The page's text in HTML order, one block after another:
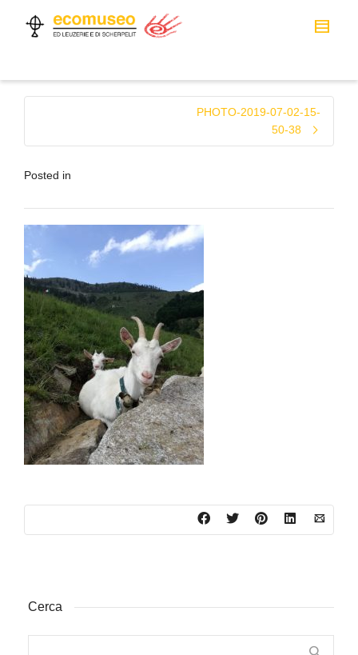
PHOTO-2019-07-02-15-
50-38
Posted in
Cerca